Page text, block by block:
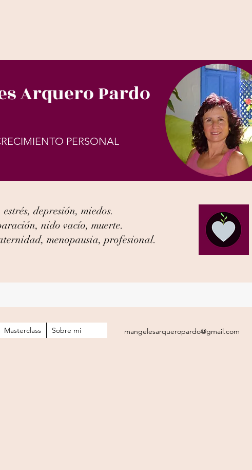
Arquero Pardo
PERSONAL
depresión, miedos.
nido vacío, muerte.
menopausia, profesional.
Masterclass Sobre mi mangelesarqueropardo@gmail.com